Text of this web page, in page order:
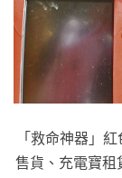
「救命神器」
售貨、充電寶租